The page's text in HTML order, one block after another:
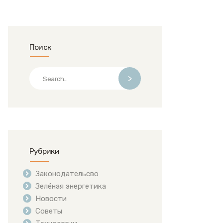
Поиск
>
Рубрики
Законодательсво
Зелёная энергетика
Новости
Советы